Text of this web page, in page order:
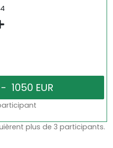
plus de 3 participants.